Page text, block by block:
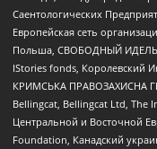
Саентологических
Европейская сеть
Польша, СВОБОДНЫЙ ИДЕЛЬ-
IStories fonds, Королевский
КРИМСЬКА ПРАВОЗАХИСНА
Bellingcat, Bellingcat Ltd, The
Центральной и Восточной
Foundation, Канадский